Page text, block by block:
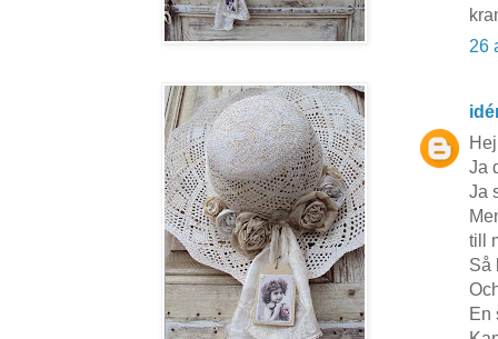
26
Ja
Ja
till
Så
En